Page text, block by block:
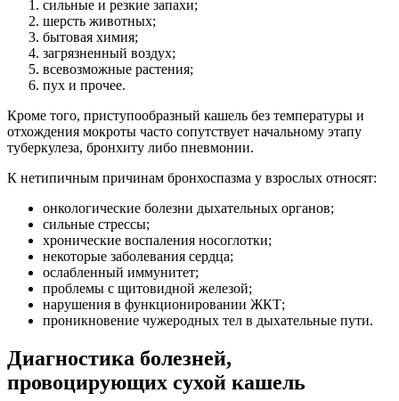
сильные и резкие запахи;
шерсть животных;
бытовая химия;
загрязненный воздух;
всевозможные растения;
пух и прочее.
Кроме того, приступообразный кашель без температуры и
отхождения мокроты часто сопутствует начальному этапу
туберкулеза, бронхиту либо пневмонии.
К нетипичным причинам бронхоспазма у взрослых относят:
онкологические болезни дыхательных органов;
сильные стрессы;
хронические воспаления носоглотки;
некоторые заболевания сердца;
ослабленный иммунитет;
проблемы с щитовидной железой;
нарушения в функционировании ЖКТ;
проникновение чужеродных тел в дыхательные пути.
Диагностика болезней,
провоцирующих сухой кашель